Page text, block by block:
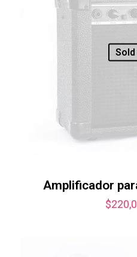
Amplificador
$